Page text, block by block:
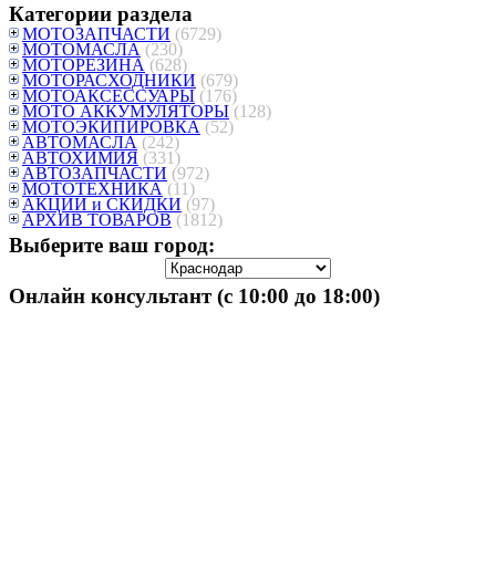
Категории раздела
МОТОЗАПЧАСТИ (6729)
МОТОМАСЛА (230)
МОТОРЕЗИНА (628)
МОТОРАСХОДНИКИ (679)
МОТОАКСЕССУАРЫ (176)
МОТО АККУМУЛЯТОРЫ (128)
МОТОЭКИПИРОВКА (52)
АВТОМАСЛА (242)
АВТОХИМИЯ (331)
АВТОЗАПЧАСТИ (972)
МОТОТЕХНИКА (11)
АКЦИИ и СКИДКИ (97)
АРХИВ ТОВАРОВ (1812)
Выберите ваш город:
Онлайн консультант (с 10:00 до 18:00)